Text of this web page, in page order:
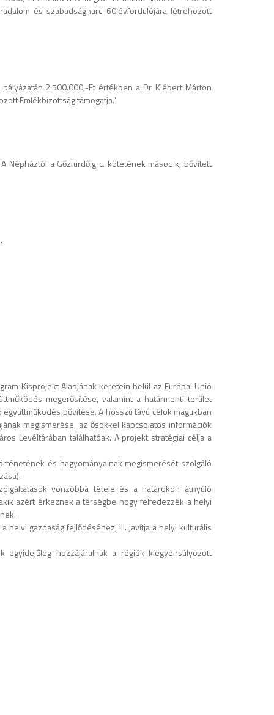
és szabadságharc 60.évfordulójára létrehozott
2.500.000,-Ft értékben a Dr. Klébert Márton
Emlékbizottság támogatja."
Népháztól a Gőzfürdőig c. kötetének második, bővített
Kisprojekt Alapjának keretein belül az Európai Unió
megerősítése, valamint a határmenti terület
bővítése. A hosszú távú célok magukban
megismerése, az ősökkel kapcsolatos információk
Levéltárában találhatóak. A projekt stratégiai célja a
és hagyományainak megismerését szolgáló
vonzóbbá tétele és a határokon átnyúló
azért érkeznek a térségbe hogy felfedezzék a helyi
gazdaság fejlődéséhez, ill. javítja a helyi kulturális
hozzájárulnak a régiók kiegyensúlyozott